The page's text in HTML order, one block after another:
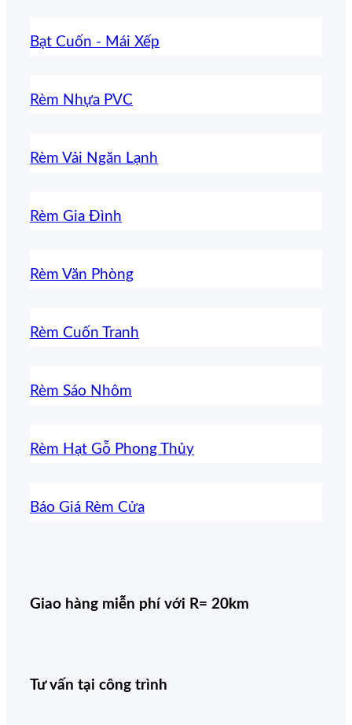
Bạt Cuốn - Mái Xếp
Rèm Nhựa PVC
Rèm Vải Ngăn Lạnh
Rèm Gia Đình
Rèm Văn Phòng
Rèm Cuốn Tranh
Rèm Sáo Nhôm
Rèm Hạt Gỗ Phong Thủy
Báo Giá Rèm Cửa
Giao hàng miễn phí với R= 20km
Tư vấn tại công trình